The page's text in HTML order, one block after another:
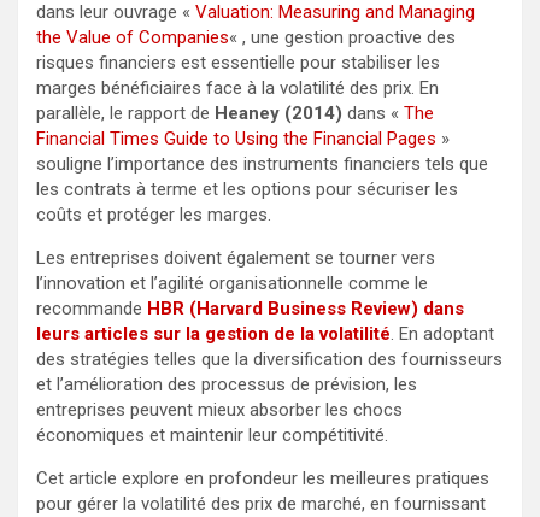
dans leur ouvrage « Valuation: Measuring and Managing
the Value of Companies« , une gestion proactive des
risques financiers est essentielle pour stabiliser les
marges bénéficiaires face à la volatilité des prix. En
parallèle, le rapport de Heaney (2014) dans « The
Financial Times Guide to Using the Financial Pages »
souligne l’importance des instruments financiers tels que
les contrats à terme et les options pour sécuriser les
coûts et protéger les marges.
Les entreprises doivent également se tourner vers
l’innovation et l’agilité organisationnelle comme le
recommande HBR (Harvard Business Review) dans
leurs articles sur la gestion de la volatilité. En adoptant
des stratégies telles que la diversification des fournisseurs
et l’amélioration des processus de prévision, les
entreprises peuvent mieux absorber les chocs
économiques et maintenir leur compétitivité.
Cet article explore en profondeur les meilleures pratiques
pour gérer la volatilité des prix de marché, en fournissant